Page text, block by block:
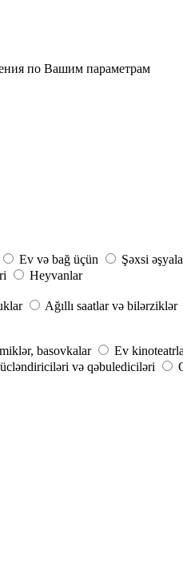
по Вашим параметрам
Ev və bağ üçün Şəxsi
Heyvanlar
Ağıllı saatlar və bilərziklər
basovkalar Ev
və qəbulediciləri